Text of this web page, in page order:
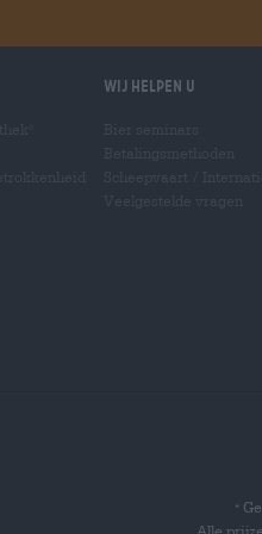
Wij helpen u
*
Alle